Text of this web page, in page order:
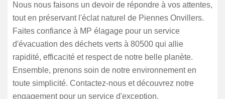
Nous nous faisons un devoir de répondre à vos attentes,
tout en préservant l'éclat naturel de Piennes Onvillers.
Faites confiance à MP élagage pour un service
d'évacuation des déchets verts à 80500 qui allie
rapidité, efficacité et respect de notre belle planète.
Ensemble, prenons soin de notre environnement en
toute simplicité. Contactez-nous et découvrez notre
engagement pour un service d'exception.